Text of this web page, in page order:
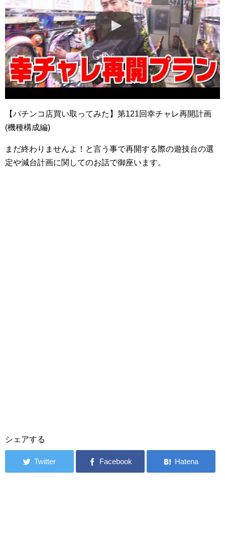
【パチンコ店買い取ってみた】第121回幸チャレ再開計画
(機種構成編)
まだ終わりませんよ！と言う事で再開する際の遊技台の選
定や減台計画に関してのお話で御座います。
シェアする